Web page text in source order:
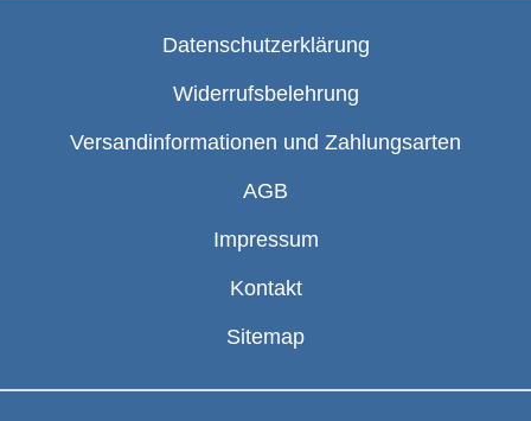
Datenschutzerklärung
Widerrufsbelehrung
Versandinformationen und Zahlungsarten
AGB
Impressum
Kontakt
Sitemap